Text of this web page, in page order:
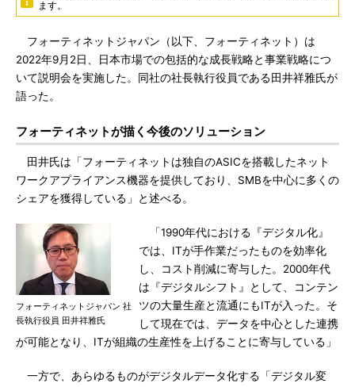
ます。
フォーティネットジャパン（以下、フォーティネット）は
2022年9月2日、日本市場での包括的な成長戦略と事業戦略につ
いて説明会を実施した。同社の社長執行役員である田井祥雅氏が
語った。
フォーティネットが描く今後のソリューション
田井氏は「フォーティネットは独自のASICを搭載したネット
ワークアプライアンス機器を提供しており、SMBを中心に多くの
シェアを獲得している」と述べる。
フォーティネットジャパン 社
長執行役員 田井祥雅氏
「1990年代における『デジタル化』
では、ITが手作業だったものを効率化
し、コスト削減に寄与した。2000年代
は『デジタルシフト』として、コンテン
ツの大量生産と流通にもITが入った。そ
して現在では、データを中心とした連携
が可能となり、ITが組織の生産性を上げることに寄与している」
一方で、あらゆるものがデジタルデータ化する「デジタル変